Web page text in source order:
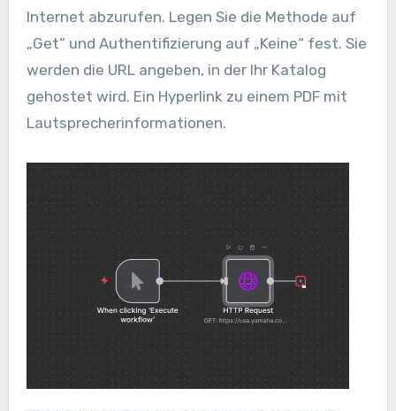
Internet abzurufen. Legen Sie die Methode auf
„Get“ und Authentifizierung auf „Keine“ fest. Sie
werden die URL angeben, in der Ihr Katalog
gehostet wird. Ein Hyperlink zu einem PDF mit
Lautsprecherinformationen.